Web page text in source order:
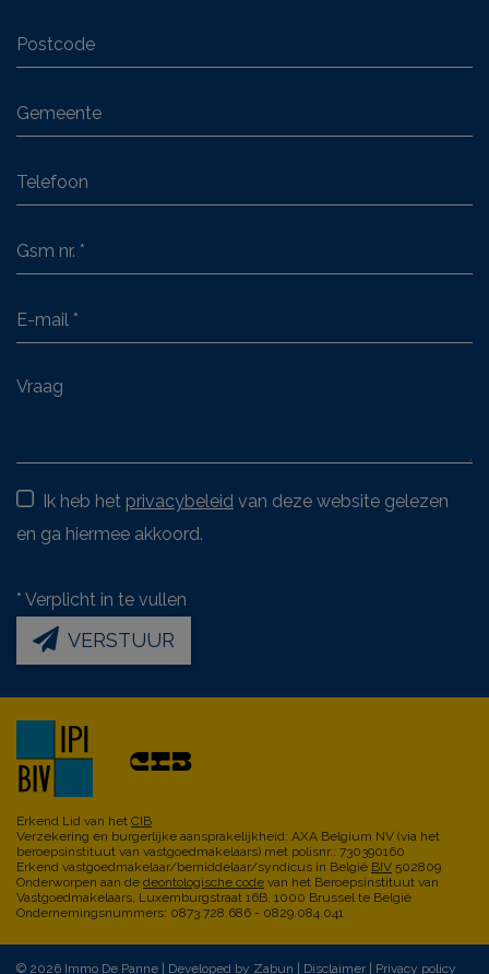
Ik heb het privacybeleid van deze website gelezen
en ga hiermee akkoord.
* Verplicht in te vullen
VERSTUUR
Erkend Lid van het CIB
Verzekering en burgerlijke aansprakelijkheid: AXA Belgium NV (via het
beroepsinstituut van vastgoedmakelaars) met polisnr.: 730390160
Erkend vastgoedmakelaar/bemiddelaar/syndicus in België BIV 502809
Onderworpen aan de deontologische code van het Beroepsinstituut van
Vastgoedmakelaars, Luxemburgstraat 16B, 1000 Brussel te België
Ondernemingsnummers: 0873.728.686 - 0829.084.041
© 2026 Immo De Panne | Developed by Zabun Disclaimer Privacy policy